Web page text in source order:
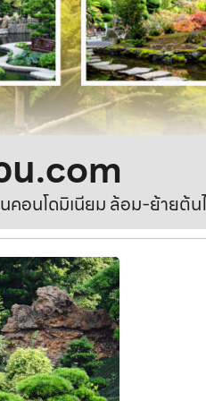
น.com
อนโดมิเนียม ล้อม-ย้ายต้น